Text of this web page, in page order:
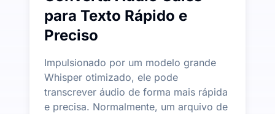
para Texto Rápido e
Preciso
Impulsionado por um modelo grande
Whisper otimizado, ele pode
transcrever áudio de forma mais rápida
e precisa. Normalmente, um arquivo de